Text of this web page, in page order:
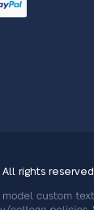
All rights reserved.